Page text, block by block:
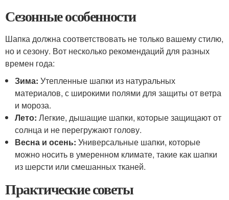
Сезонные особенности
Шапка должна соответствовать не только вашему стилю,
но и сезону. Вот несколько рекомендаций для разных
времен года:
Зима: Утепленные шапки из натуральных
материалов, с широкими полями для защиты от ветра
и мороза.
Лето: Легкие, дышащие шапки, которые защищают от
солнца и не перегружают голову.
Весна и осень: Универсальные шапки, которые
можно носить в умеренном климате, такие как шапки
из шерсти или смешанных тканей.
Практические советы